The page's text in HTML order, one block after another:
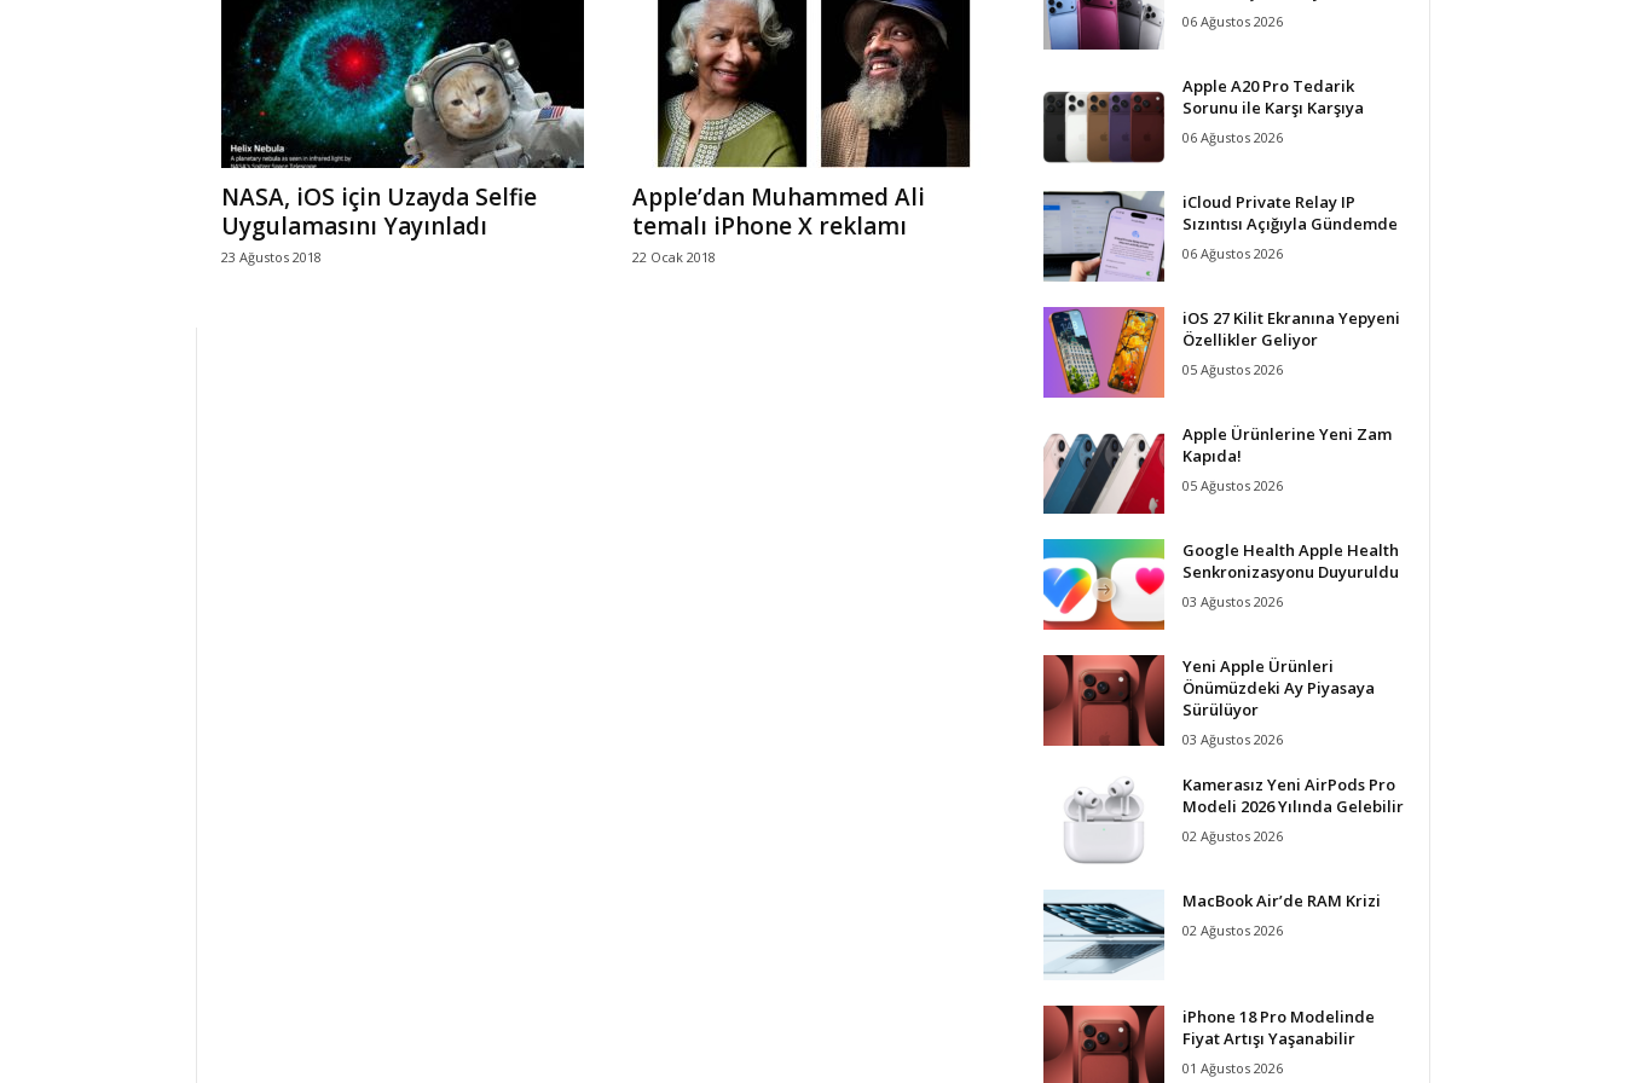
r
l
i
NASA, iOS için Uzayda Selfie
Uygulamasını Yayınladı
23 Ağustos 2018
Apple’dan Muhammed Ali
temalı iPhone X reklamı
22 Ocak 2018
06 Ağustos 2026
Apple A20 Pro Tedarik
Sorunu ile Karşı Karşıya
06 Ağustos 2026
iCloud Private Relay IP
Sızıntısı Açığıyla Gündemde
06 Ağustos 2026
iOS 27 Kilit Ekranına Yepyeni
Özellikler Geliyor
05 Ağustos 2026
Apple Ürünlerine Yeni Zam
Kapıda!
05 Ağustos 2026
Google Health Apple Health
Senkronizasyonu Duyuruldu
03 Ağustos 2026
Yeni Apple Ürünleri
Önümüzdeki Ay Piyasaya
Sürülüyor
03 Ağustos 2026
Kamerasız Yeni AirPods Pro
Modeli 2026 Yılında Gelebilir
02 Ağustos 2026
MacBook Air’de RAM Krizi
02 Ağustos 2026
iPhone 18 Pro Modelinde
Fiyat Artışı Yaşanabilir
01 Ağustos 2026